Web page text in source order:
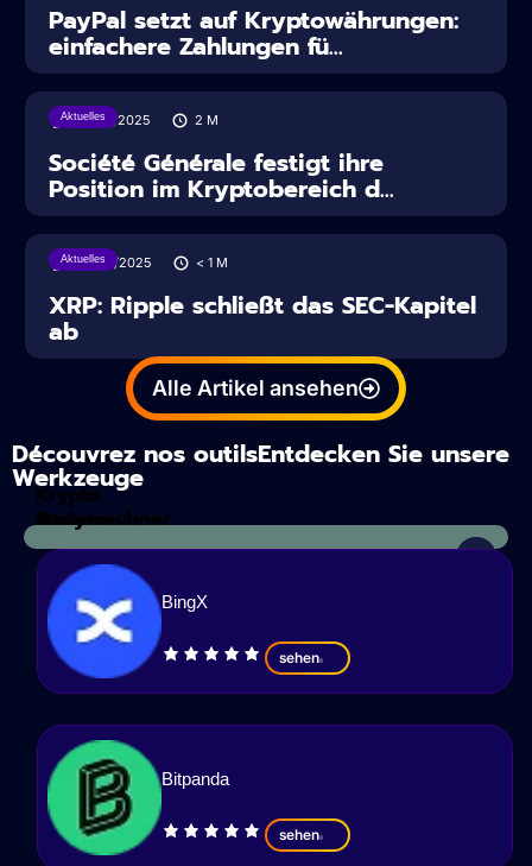
PayPal setzt auf Kryptowährungen:
einfachere Zahlungen fü...
Aktuelles
28/07/2025 2 M
Société Générale festigt ihre
Position im Kryptobereich d...
Aktuelles
28/06/2025 < 1 M
XRP: Ripple schließt das SEC-Kapitel
ab
Alle Artikel ansehen
Découvrez nos outilsEntdecken Sie unsere
Werkzeuge
Steuerrechner
Krypto
analyse
BingX
sehen
Bitpanda
sehen